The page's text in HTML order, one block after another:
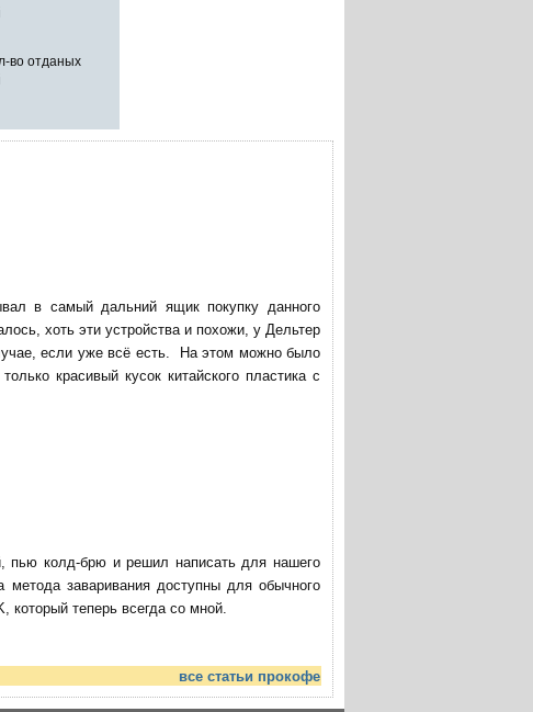
во отданых
в самый дальний ящик покупку данного
хоть эти устройства и похожи, у Дельтер
если уже всё есть. На этом можно было
красивый кусок китайского пластика с
пью колд-брю и решил написать для нашего
заваривания доступны для обычного
который теперь всегда со мной.
все статьи прокофе